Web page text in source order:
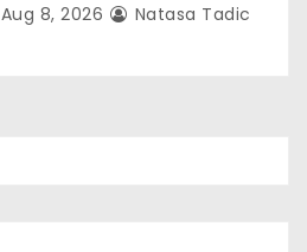
Aug 8, 2026 Natasa Tadic